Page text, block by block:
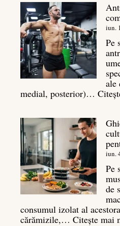
culturism:
Inamicul
tăcut
al
masei
musculare
iun.
Pe
ale
medial, posterior)…
iun.
Pe
de
consumul izolat al
cărămizile,… Citește mai